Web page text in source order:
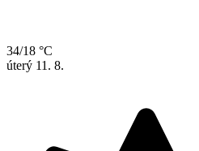
34/18 °C
úterý 11. 8.